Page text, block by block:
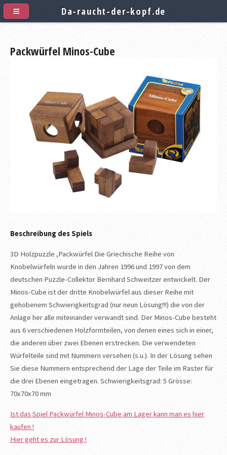
Packwürfel Minos-Cube
Beschreibung des Spiels
3D Holzpuzzle ,Packwürfel Die Griechische Reihe von
Knobelwürfeln wurde in den Jahren 1996 und 1997 von dem
deutschen Puzzle-Collektor Bernhard Schweitzer entwickelt. Der
Minos-Cube ist der dritte Knobelwürfel aus dieser Reihe mit
gehobenem Schwierigkeitsgrad (nur neun Lösung!!!) die von der
Anlage her alle miteinander verwandt sind. Der Minos-Cube besteht
aus 6 verschiedenen Holzformteilen, von denen eines sich in einer,
die anderen über zwei Ebenen erstrecken. Die verwendeten
Würfelteile sind mit Nummern versehen (s.u.). In der Lösung sehen
Sie diese Nummern entsprechend der Lage der Teile im Raster für
die drei Ebenen eingetragen. Schwierigkeitsgrad: 5 Grösse:
70x70x70 mm
Ist das Spiel Packwürfel Minos-Cube am Lager kann man es hier
kaufen !
Hier geht es zur Lösung !
Da-raucht-der-kopf.de